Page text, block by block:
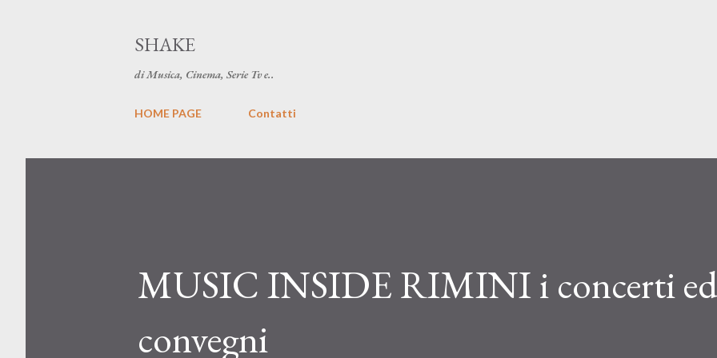
SHAKE
di Musica, Cinema, Serie Tv e..
HOME PAGE Contatti
MUSIC INSIDE RIMINI i concerti
convegni